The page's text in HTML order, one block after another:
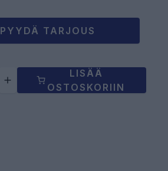
PYYDÄ TARJOUS
LISÄÄ
OSTOSKORIIN